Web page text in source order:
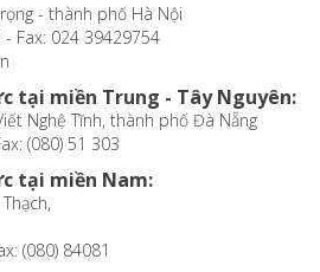
- thành phố Hà Nội
Fax: 024 39429754
tại miền Trung - Tây Nguyên:
Nghệ Tĩnh, thành phố Đà Nẵng
(080) 51 303
tại miền Nam:
(080) 84081